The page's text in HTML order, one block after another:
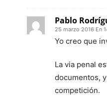
Pablo
25 marzo 2016 En
Yo creo que
La via penal
documentos,
competición.